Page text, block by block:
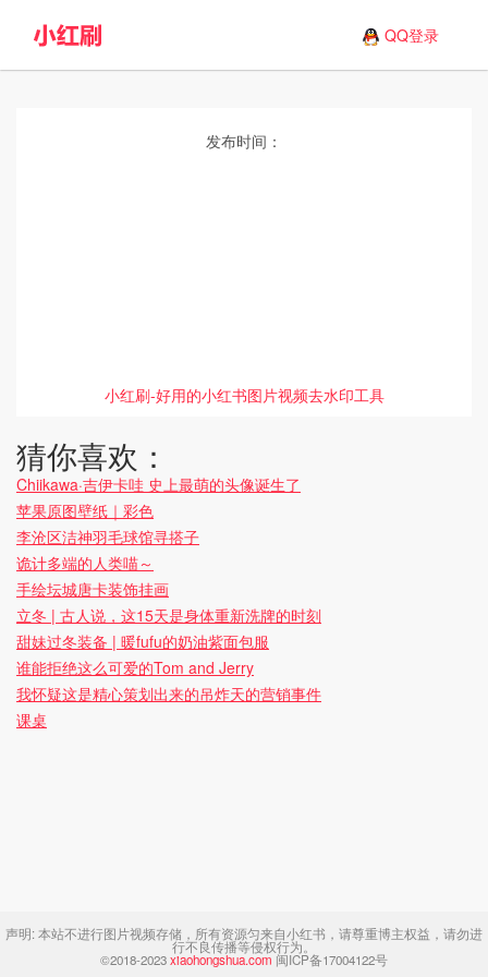
QQ登录
发布时间：
小红刷-好用的小红书图片视频去水印工具
猜你喜欢：
Chiikawa·吉伊卡哇 史上最萌的头像诞生了
苹果原图壁纸｜彩色
李沧区洁神羽毛球馆寻搭子
诡计多端的人类喵～
手绘坛城唐卡装饰挂画
立冬 | 古人说，这15天是身体重新洗牌的时刻
甜妹过冬装备 | 暖fufu的奶油紫面包服
谁能拒绝这么可爱的Tom and Jerry
我怀疑这是精心策划出来的吊炸天的营销事件
课桌
声明:本站不进行图片视频存储，所有资源匀来自小红书，请尊重博主权益，请勿进
行不良传播等侵权行为。
©2018-2023xiaohongshua.com 闽ICP备17004122号